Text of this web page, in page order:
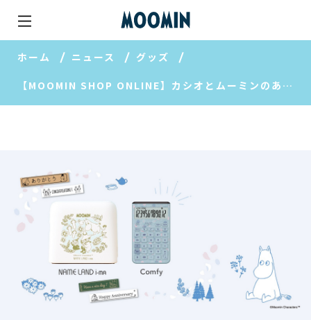
ホーム ニュース グッズ
【MOOMIN SHOP ONLINE】カシオとムーミンのある暮らし